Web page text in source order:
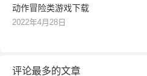
动作冒险类游戏下载
2022年4月28日
评论最多的文章